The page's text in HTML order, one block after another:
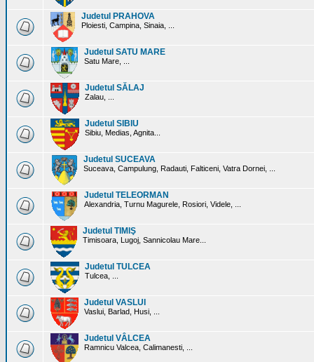
Judetul PRAHOVA
Ploiesti, Campina, Sinaia, ...
Judetul SATU MARE
Satu Mare, ...
Judetul SĂLAJ
Zalau, ...
Judetul SIBIU
Sibiu, Medias, Agnita...
Judetul SUCEAVA
Suceava, Campulung, Radauti, Falticeni, Vatra Dornei, ...
Judetul TELEORMAN
Alexandria, Turnu Magurele, Rosiori, Videle, ...
Judetul TIMIŞ
Timisoara, Lugoj, Sannicolau Mare...
Judetul TULCEA
Tulcea, ...
Judetul VASLUI
Vaslui, Barlad, Husi, ...
Judetul VÂLCEA
Ramnicu Valcea, Calimanesti, ...